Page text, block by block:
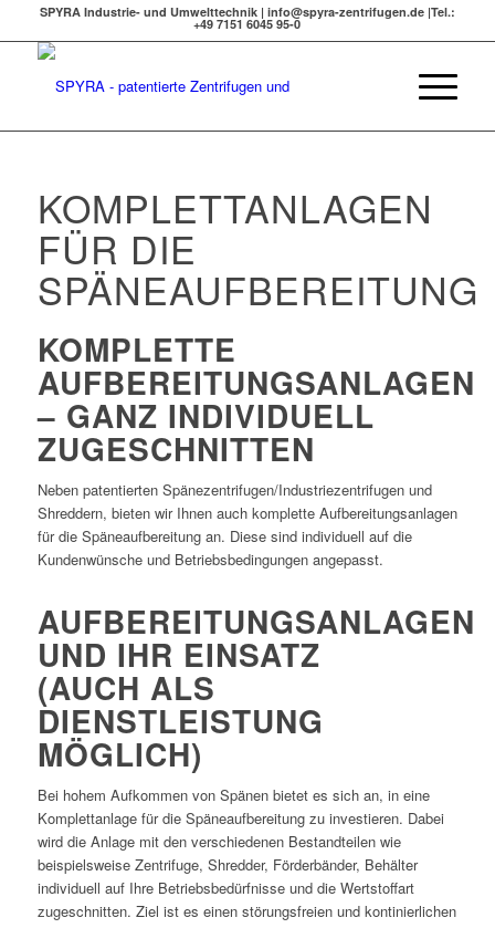
SPYRA Industrie- und Umwelttechnik | info@spyra-zentrifugen.de |Tel.:
+49 7151 6045 95-0
KOMPLETTANLAGEN
FÜR DIE
SPÄNEAUFBEREITUNG
KOMPLETTE
AUFBEREITUNGSANLAGEN
– GANZ INDIVIDUELL
ZUGESCHNITTEN
Neben patentierten Spänezentrifugen/Industriezentrifugen und
Shreddern, bieten wir Ihnen auch komplette Aufbereitungsanlagen
für die Späneaufbereitung an. Diese sind individuell auf die
Kundenwünsche und Betriebsbedingungen angepasst.
AUFBEREITUNGSANLAGEN
UND IHR EINSATZ
(AUCH ALS
DIENSTLEISTUNG
MÖGLICH)
Bei hohem Aufkommen von Spänen bietet es sich an, in eine
Komplettanlage für die Späneaufbereitung zu investieren. Dabei
wird die Anlage mit den verschiedenen Bestandteilen wie
beispielsweise Zentrifuge, Shredder, Förderbänder, Behälter
individuell auf Ihre Betriebsbedürfnisse und die Wertstoffart
zugeschnitten. Ziel ist es einen störungsfreien und kontinierlichen